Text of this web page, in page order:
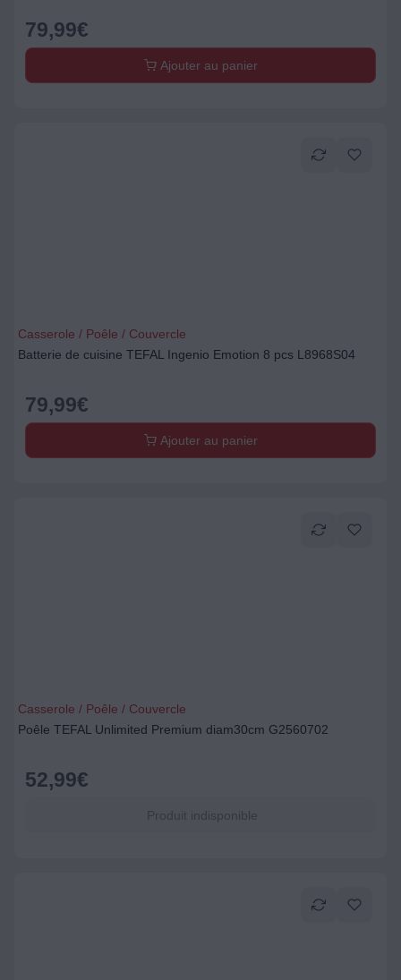
79,99€
Ajouter au panier
Casserole / Poêle / Couvercle
Batterie de cuisine TEFAL Ingenio Emotion 8 pcs L8968S04
79,99€
Ajouter au panier
Casserole / Poêle / Couvercle
Poêle TEFAL Unlimited Premium diam30cm G2560702
52,99€
Produit indisponible